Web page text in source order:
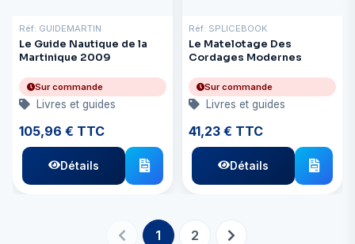
Réf: GUIDEMARTIN
Le Guide Nautique de la
Martinique 2009
Sur commande
Livres et guides
105,96 € TTC
Détails
Réf: SPLICEBOOK
Le Matelotage Des
Cordages Modernes
Sur commande
Livres et guides
41,23 € TTC
Détails
1 2